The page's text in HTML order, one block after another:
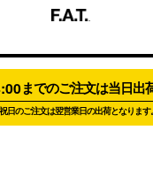
までのご注文は当日出
日のご注文は翌営業日の出荷となります。